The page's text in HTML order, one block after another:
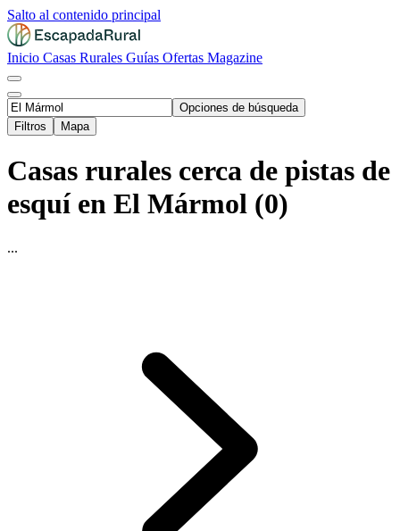
Salto al contenido principal
Inicio Casas Rurales Guías Ofertas Magazine
Opciones de búsqueda
Filtros
Mapa
Casas rurales cerca de pistas de
esquí en El Mármol (0)
...